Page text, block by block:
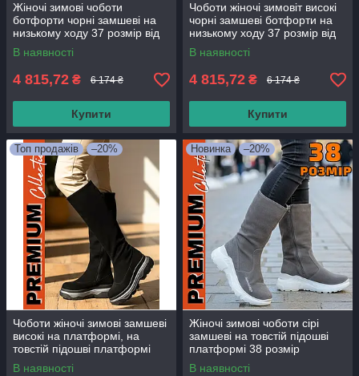
Жіночі зимові чоботи
ботфорти чорні замшеві на
низькому ходу 37 розмір від
виробника
В наявності
4 815,72 ₴ 6 174 ₴
Купити
Чоботи жіночі зимовіт високі
чорні замшеві ботфорти на
низькому ходу 37 розмір від
виробника
В наявності
4 815,72 ₴ 6 174 ₴
Купити
Топ продажів –20%
Чоботи жіночі зимові замшеві
високі на платформі, на
товстій підошві платформі
36-37 розмір
В наявності
Новинка –20%
Жіночі зимові чоботи сірі
замшеві на товстій підошві
платформі 38 розмір
В наявності